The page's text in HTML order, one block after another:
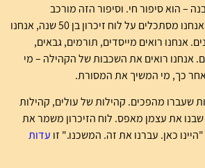
– הוא סיפור חי. וסיפור הזה מורכב
מהאנשים שעברו בו. כשאנחנו מסתכלים על לוח זיכרון בן 50 שנה, אנחנו
אנחנו רואים מייסדים, תורמים, גבאים,
אנחנו רואים את השכבות של הקהילה – מי
כך, מי המשיך את המסורת.
שעברו מהפכים. קהילות של עולים, קהילות
את עצמן מאפס. לוח הזיכרון משמר את
כאן. עברנו את זה. המשכנו." זו עדות